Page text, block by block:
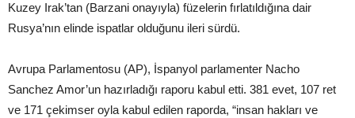
Kuzey Irak’tan (Barzani onayıyla) füzelerin fırlatıldığına dair
Rusya’nın elinde ispatlar olduğunu ileri sürdü.
Avrupa Parlamentosu (AP), İspanyol parlamenter Nacho
Sanchez Amor’un hazırladığı raporu kabul etti. 381 evet, 107 ret
ve 171 çekimser oyla kabul edilen raporda, “insan hakları ve